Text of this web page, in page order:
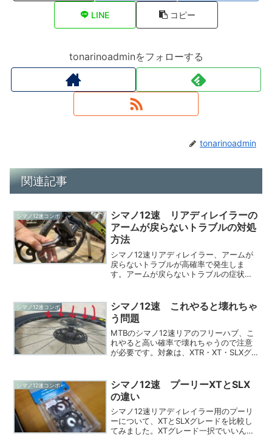
LINE コピー
tonarinoadminをフォローする
tonarinoadmin
関連記事
シマノ12速コンポ
シマノ12速 リアディレイラーの
アームが戻らないトラブルの対処
方法
シマノ12速リアディレイラー、アームが
戻らないトラブルが高確率で発生しま
す。アームが戻らないトラブルの症状ロ
状態のままになってしまっています。ス
タビライザーの交換が必要...
シマノ12速コンポ
シマノ12速 これやると壊れちゃ
う問題
MTBのシマノ12速リアのフリーハブ、こ
れやると高い確率で壊れちゃうので注意
が必要です。対象は、XTR・XT・SLXグ
です。スプロケ側を下にして、タイヤを
トントンす...
シマノ12速コンポ
シマノ12速 プーリーXTとSLX
の違い
シマノ12速リアディレイラー用のプーリ
ーについて、XTとSLXグレードを比較し
てみました。XTグレード一択でいいんじ